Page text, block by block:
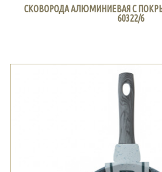
СКОВОРОДА АЛЮМИНИЕВАЯ С
60322/6